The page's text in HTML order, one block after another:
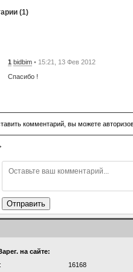
(1)
1 bidbim • 15:21, 13 Фев 2012
Спасибо !
комментарий, вы можете
Отправить
на сайте:
16168